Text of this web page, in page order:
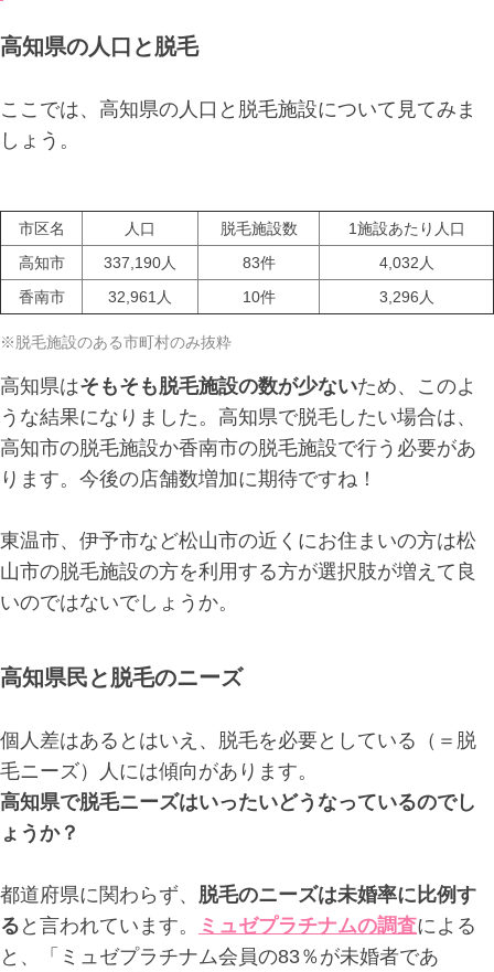
高知県の人口と脱毛
ここでは、高知県の人口と脱毛施設について見てみま
しょう。
市区名 人口 脱毛施設数
1施設あたり人口
高知市
337,190人 83件
4,032人
香南市
32,961人 10件 3,296人
※脱毛施設のある市町村のみ抜粋
高知県はそもそも脱毛施設の数が少ないため、このよ
うな結果になりました。高知県で脱毛したい場合は、
高知市の脱毛施設か香南市の脱毛施設で行う必要があ
ります。今後の店舗数増加に期待ですね！
東温市、伊予市など松山市の近くにお住まいの方は松
山市の脱毛施設の方を利用する方が選択肢が増えて良
いのではないでしょうか。
高知県民と脱毛のニーズ
個人差はあるとはいえ、脱毛を必要としている（＝脱
毛ニーズ）人には傾向があります。
高知県で脱毛ニーズはいったいどうなっているのでし
ょうか？
都道府県に関わらず、 脱毛のニーズは未婚率に比例す
る と言われています。 ミュゼプラチナムの調査による
と、「ミュゼプラチナム会員の83％が未婚者であ